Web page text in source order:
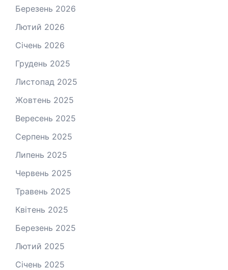
Березень 2026
Лютий 2026
Січень 2026
Грудень 2025
Листопад 2025
Жовтень 2025
Вересень 2025
Серпень 2025
Липень 2025
Червень 2025
Травень 2025
Квітень 2025
Березень 2025
Лютий 2025
Січень 2025